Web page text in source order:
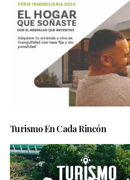
Turismo En Cada Rincón